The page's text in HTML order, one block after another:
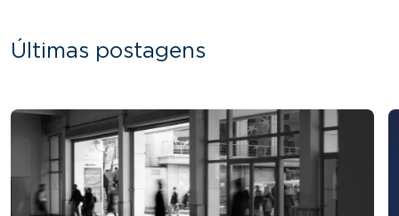
Últimas postagens